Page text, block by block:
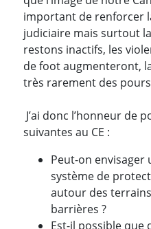
important de renforcer
judiciaire mais surtout
restons inactifs, les
de foot augmenteront,
très rarement des
J’ai donc l’honneur de
suivantes au CE :
Peut-on envisager
système de
autour des
barrières ?
Est-il possible que